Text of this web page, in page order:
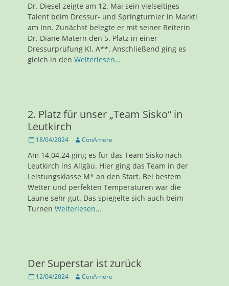
Dr. Diesel zeigte am 12. Mai sein vielseitiges
Talent beim Dressur- und Springturnier in Marktl
am Inn. Zunächst belegte er mit seiner Reiterin
Dr. Diane Matern den 5. Platz in einer
Dressurprüfung Kl. A**. Anschließend ging es
gleich in den Weiterlesen…
2. Platz für unser „Team Sisko“ in
Leutkirch
Veröffentlicht
18/04/2024 AutorConAmore
Am 14.04.24 ging es für das Team Sisko nach
Leutkirch ins Allgäu. Hier ging das Team in der
Leistungsklasse M* an den Start. Bei bestem
Wetter und perfekten Temperaturen war die
Laune sehr gut. Das spiegelte sich auch beim
Turnen Weiterlesen…
Der Superstar ist zurück
Veröffentlicht
12/04/2024 AutorConAmore